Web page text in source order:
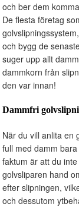
och ber dem
De flesta företag
och bygg de
suger upp allt
dammkorn från
den var innan!
Dammfri
När du vill anlita en
full med damm
faktum är att du
golvsliparen hand
efter slipningen,
och dessutom